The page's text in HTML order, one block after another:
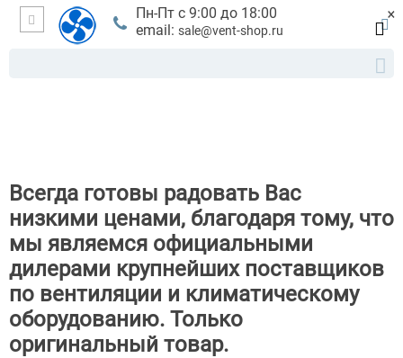
Пн-Пт с 9:00 до 18:00
email: sale@vent-shop.ru
Всегда готовы радовать Вас
низкими ценами, благодаря тому, что
мы являемся официальными
дилерами крупнейших поставщиков
по вентиляции и климатическому
оборудованию. Только
оригинальный товар.
×